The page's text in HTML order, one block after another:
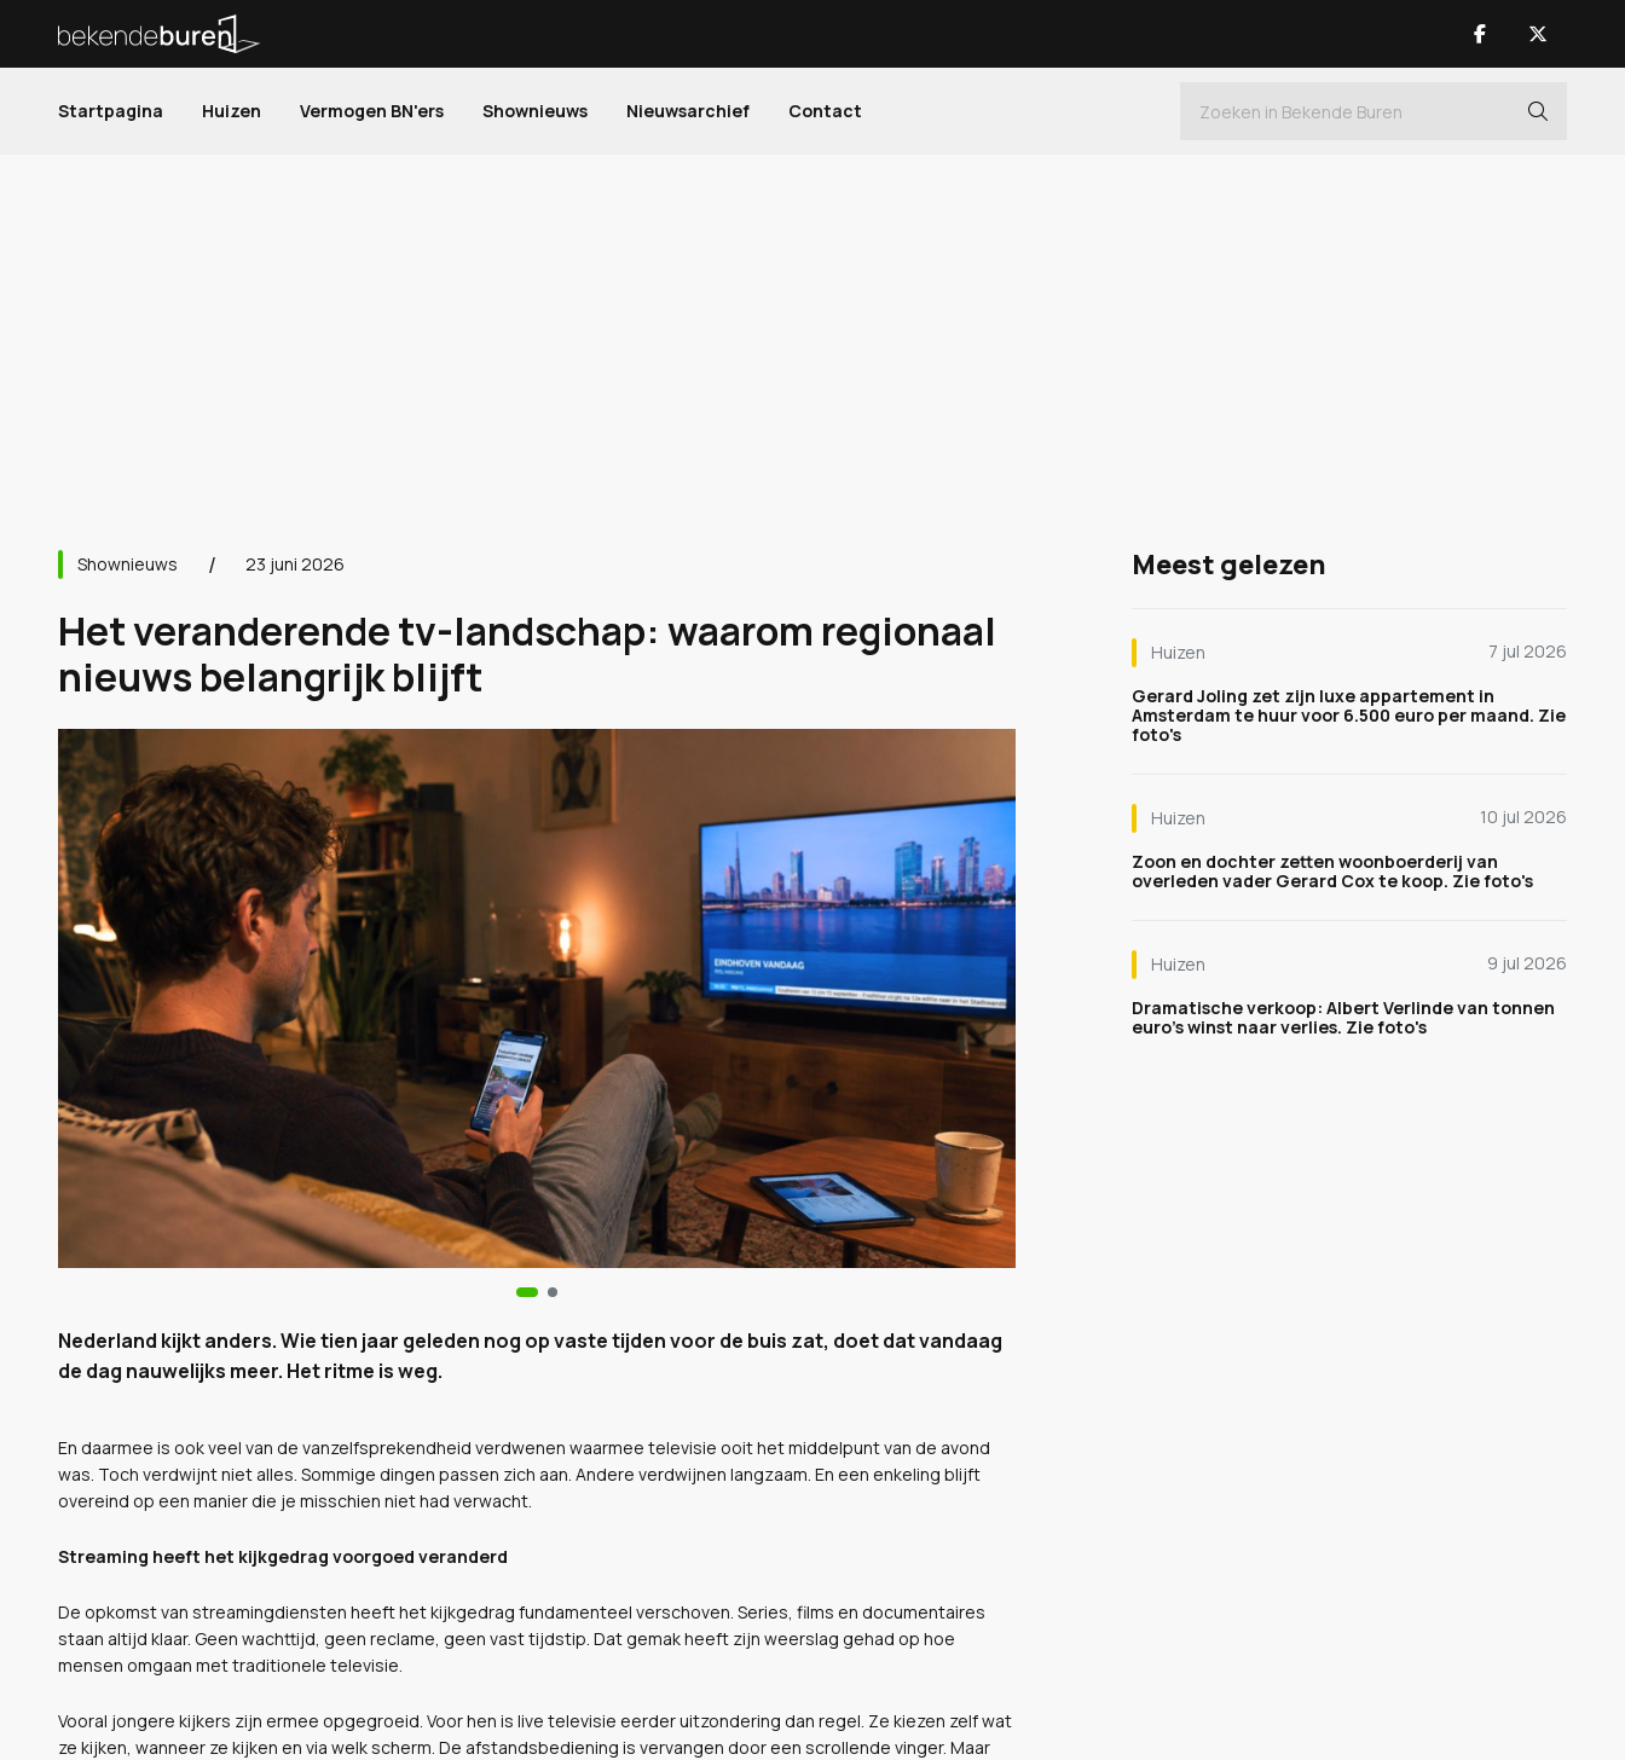
Startpagina Huizen Vermogen BN'ers Shownieuws Nieuwsarchief Contact
Shownieuws 23 juni 2026
Het veranderende tv-landschap: waarom regionaal
nieuws belangrijk blijft
Nederland kijkt anders. Wie tien jaar geleden nog op vaste tijden voor de buis zat, doet dat vandaag
de dag nauwelijks meer. Het ritme is weg.
En daarmee is ook veel van de vanzelfsprekendheid verdwenen waarmee televisie ooit het middelpunt van de avond
was. Toch verdwijnt niet alles. Sommige dingen passen zich aan. Andere verdwijnen langzaam. En een enkeling blijft
overeind op een manier die je misschien niet had verwacht.
Streaming heeft het kijkgedrag voorgoed veranderd
De opkomst van streamingdiensten heeft het kijkgedrag fundamenteel verschoven. Series, films en documentaires
staan altijd klaar. Geen wachttijd, geen reclame, geen vast tijdstip. Dat gemak heeft zijn weerslag gehad op hoe
mensen omgaan met traditionele televisie.
Vooral jongere kijkers zijn ermee opgegroeid. Voor hen is live televisie eerder uitzondering dan regel. Ze kiezen zelf wat
ze kijken, wanneer ze kijken en via welk scherm. De afstandsbediening is vervangen door een scrollende vinger. Maar
Meest gelezen
Huizen
7 jul 2026
Gerard Joling zet zijn luxe appartement in
Amsterdam te huur voor 6.500 euro per maand. Zie
foto's
Huizen
10 jul 2026
Zoon en dochter zetten woonboerderij van
overleden vader Gerard Cox te koop. Zie foto's
Huizen
9 jul 2026
Dramatische verkoop: Albert Verlinde van tonnen
euro's winst naar verlies. Zie foto's